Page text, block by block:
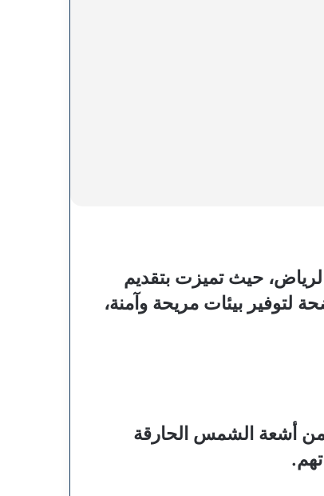
حيث تميزت بتقديم
لتوفير بيئات مريحة وآمنة،
من أشعة الشمس الحارقة